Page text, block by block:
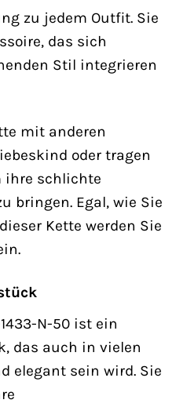
zu jedem Outfit. Sie
das sich
Stil integrieren
mit anderen
oder tragen
ihre schlichte
bringen. Egal, wie Sie
Kette werden Sie
N-50 ist ein
das auch in vielen
elegant sein wird. Sie